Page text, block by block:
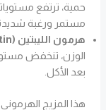
حمية، ترتفع
مستمر ورغبة
هرمون الليبتين (Leptin):
الوزن، تنخفض
بعد الأكل.
هذا المزيج